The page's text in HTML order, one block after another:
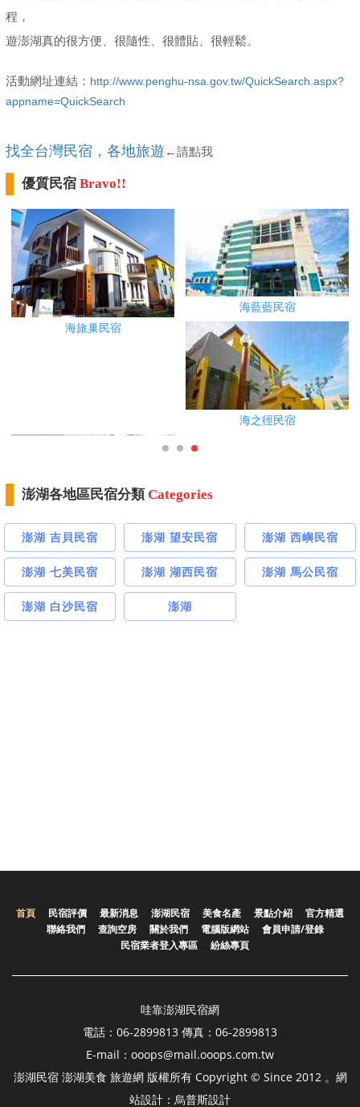
程，
遊澎湖真的很方便、很隨性、很體貼、很輕鬆。
活動網址連結： http://www.penghu-nsa.gov.tw/QuickSearch.aspx?
appname=QuickSearch
找全台灣民宿，各地旅遊 ←請點我
優質民宿 Bravo!!
海旅巢民宿
海藍藍民宿
海之徑民宿
翔鴿渡假別墅
澎湖各地區民宿分類Categories
澎湖 吉貝民宿 澎湖 望安民宿 澎湖 西嶼民宿
澎湖 七美民宿 澎湖 湖西民宿 澎湖 馬公民宿
澎湖 白沙民宿 澎湖
首頁 民宿評價 最新消息 澎湖民宿 美食名產 景點介紹
官方精選
聯絡我們
查詢空房 關於我們 電腦版網站
會員申請/登錄
民宿業者登入專區
紛絲專頁
哇靠澎湖民宿網
電話：06-2899813 傳真：06-2899813
E-mail：ooops@mail.ooops.com.tw
澎湖民宿 澎湖美食 旅遊網 版權所有 Copyright © Since 2012 。網
站設計：烏普斯設計